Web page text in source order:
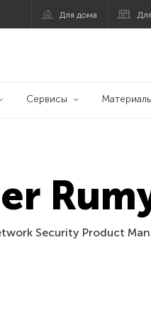
Для дома
Сервисы
Security Product